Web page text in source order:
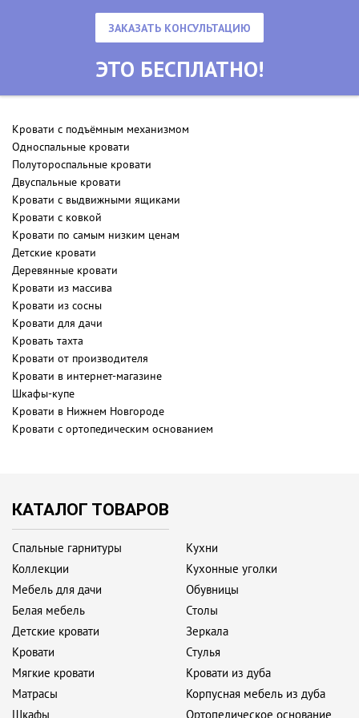
ЗАКАЗАТЬ КОНСУЛЬТАЦИЮ
ЭТО БЕСПЛАТНО!
Кровати с подъёмным механизмом
Односпальные кровати
Полутороспальные кровати
Двуспальные кровати
Кровати с выдвижными ящиками
Кровати с ковкой
Кровати по самым низким ценам
Детские кровати
Деревянные кровати
Кровати из массива
Кровати из сосны
Кровати для дачи
Кровать тахта
Кровати от производителя
Кровати в интернет-магазине
Шкафы-купе
Кровати в Нижнем Новгороде
Кровати с ортопедическим основанием
КАТАЛОГ ТОВАРОВ
Спальные гарнитуры
Коллекции
Мебель для дачи
Белая мебель
Детские кровати
Кровати
Мягкие кровати
Матрасы
Шкафы
Кухни
Кухонные уголки
Обувницы
Столы
Зеркала
Стулья
Кровати из дуба
Корпусная мебель из дуба
Ортопедическое основание